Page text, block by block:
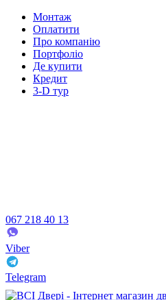
Монтаж
Оплатити
Про компанію
Портфоліо
Де купити
Кредит
3-D тур
067 218 40 13
Viber
Telegram